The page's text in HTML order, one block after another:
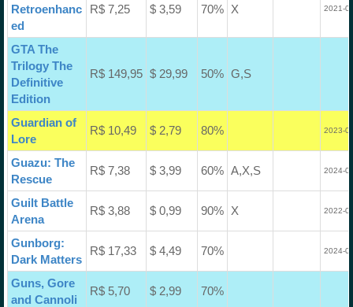
Retroenhanc
ed
R$ 7,25 $ 3,59 70% X 2021-
GTA The
Trilogy The
Definitive
Edition
R$ 149,95 $ 29,99 50% G,S
Guardian of
Lore
R$ 10,49 $ 2,79 80% 2023-
Guazu: The
Rescue
R$ 7,38 $ 3,99 60% A,X,S 2024-
Guilt Battle
Arena
R$ 3,88 $ 0,99 90% X 2022-
Gunborg:
Dark Matters
R$ 17,33 $ 4,49 70% 2024-
Guns, Gore
and Cannoli
R$ 5,70 $ 2,99 70%